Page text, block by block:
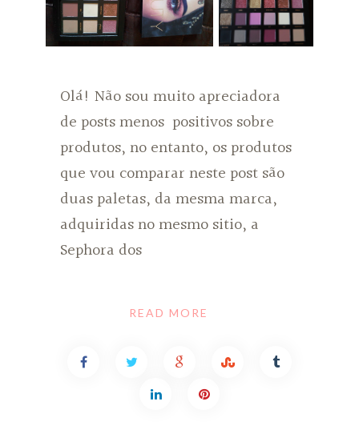
Olá! Não sou muito apreciadora
de posts menos positivos sobre
produtos, no entanto, os produtos
que vou comparar neste post são
duas paletas, da mesma marca,
adquiridas no mesmo sitio, a
Sephora dos
READ MORE